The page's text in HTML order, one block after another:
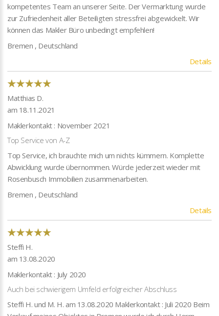
kompetentes Team an unserer Seite. Der Vermarktung wurde
zur Zufriedenheit aller Beteiligten stressfrei abgewickelt. Wir
können das Makler Büro unbedingt empfehlen!
Bremen , Deutschland
Details
Matthias D.
am 18.11.2021
Maklerkontakt : November 2021
Top Service von A-Z
Top Service, ich brauchte mich um nichts kümmern. Komplette
Abwicklung wurde übernommen. Würde jederzeit wieder mit
Rosenbusch Immobilien zusammenarbeiten.
Bremen , Deutschland
Details
Steffi H.
am 13.08.2020
Maklerkontakt : July 2020
Auch bei schwierigem Umfeld erfolgreicher Abschluss
Steffi H. und M. H. am 13.08.2020 Maklerkontakt : Juli 2020 Beim